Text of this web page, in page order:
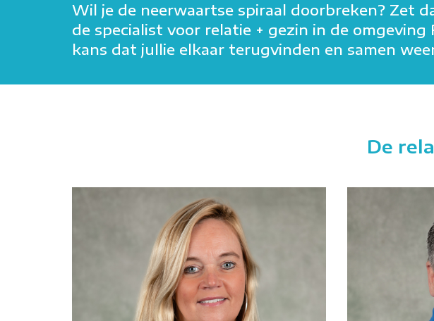
Wil je de neerwaartse spiraal doorbreken? Zet
de specialist voor relatie + gezin in de omgeving
kans dat jullie elkaar terugvinden en samen
De